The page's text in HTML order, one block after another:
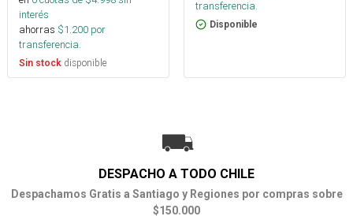
interés
ahorras $1.200 por
transferencia.
Sin stock disponible
transferencia.
Disponible
DESPACHO A TODO CHILE
Despachamos Gratis a Santiago y Regiones por compras sobre
$150.000